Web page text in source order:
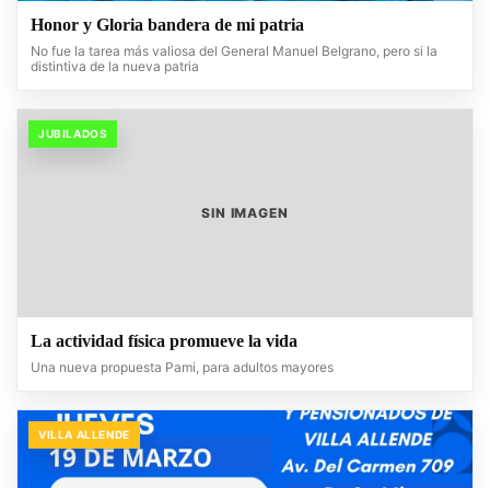
Honor y Gloria bandera de mi patria
No fue la tarea más valiosa del General Manuel Belgrano, pero si la
distintiva de la nueva patria
JUBILADOS
SIN IMAGEN
La actividad física promueve la vida
Una nueva propuesta Pami, para adultos mayores
VILLA ALLENDE